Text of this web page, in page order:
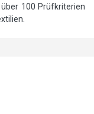
100 Prüfkriterien